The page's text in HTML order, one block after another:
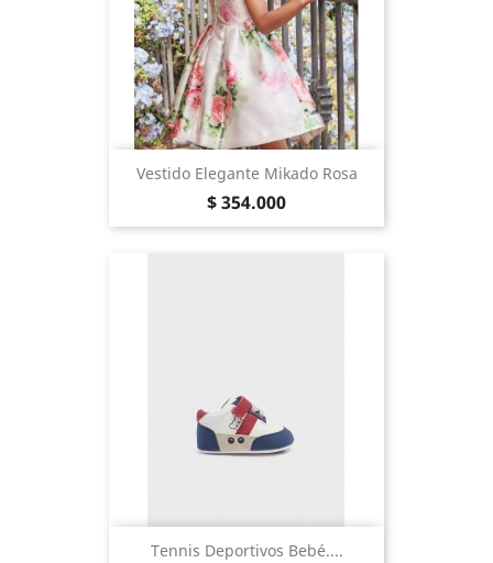
Vestido Elegante Mikado Rosa
Precio
$ 354.000
Tennis Deportivos Bebé....